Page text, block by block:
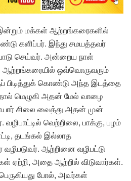
மக்கள் ஆற்றங்கரைகளில்
களிப்பர். இந்து சமயத்தவர்
செய்வர். அன்றைய நாள்
ஆற்றங்கரையில் ஒவ்வொருவரும்
பிடித்துக் கொண்டு அந்த இடத்தை
மெழுகி அதன் மேல் வாழை
சிலை வைத்து அதன் முன்
வெற்றிலை, பாக்கு, பழம்
தடங்கல் இல்லாத
ஆற்றினை வழிபட்டு
ஏற்றி, அதை ஆற்றில் விடுவார்கள்.
போல், அவர்கள்